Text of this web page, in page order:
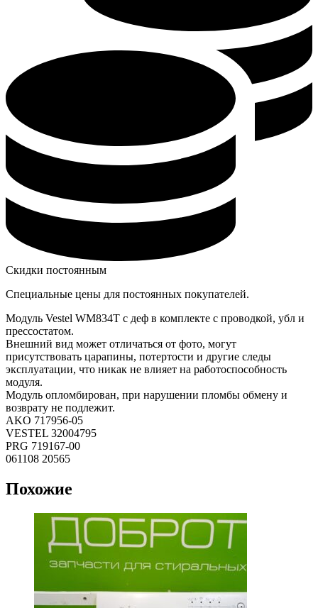
Скидки постоянным
Специальные цены для постоянных покупателей.
Модуль Vestel WM834T с деф в комплекте с проводкой, убл и
прессостатом.
Внешний вид может отличаться от фото, могут
присутствовать царапины, потертости и другие следы
эксплуатации, что никак не влияет на работоспособность
модуля.
Модуль опломбирован, при нарушении пломбы обмену и
возврату не подлежит.
AKO 717956-05
VESTEL 32004795
PRG 719167-00
061108 20565
Похожие